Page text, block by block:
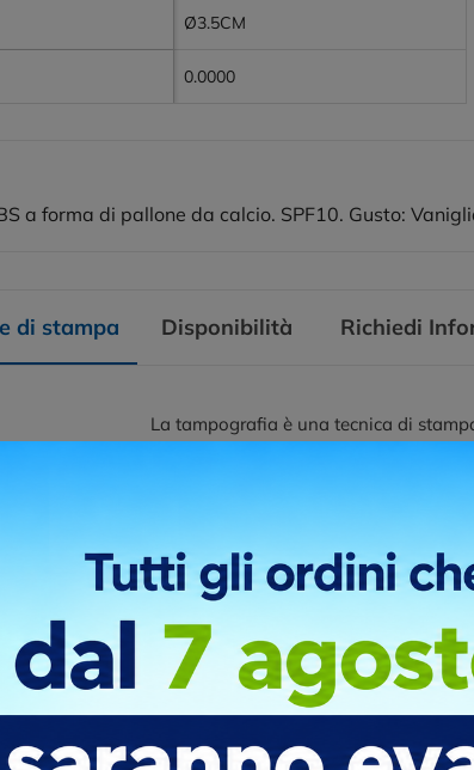
Ø3.5CM
0.0000
a forma di pallone da calcio. SPF10. Gusto:
di stampa Disponibilità Richiedi
La tampografia è una tecnica di
SIDE 1